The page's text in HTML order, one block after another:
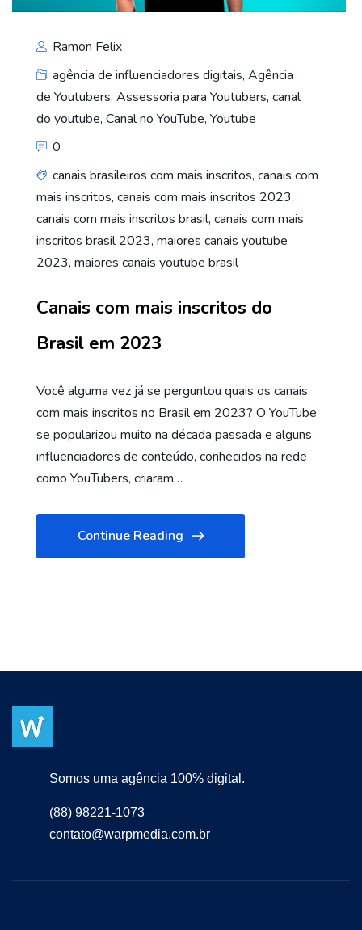
Ramon Felix
agência de influenciadores digitais, Agência
de Youtubers, Assessoria para Youtubers, canal
do youtube, Canal no YouTube, Youtube
0
canais brasileiros com mais inscritos, canais com
mais inscritos, canais com mais inscritos 2023,
canais com mais inscritos brasil, canais com mais
inscritos brasil 2023, maiores canais youtube
2023, maiores canais youtube brasil
Canais com mais inscritos do
Brasil em 2023
Você alguma vez já se perguntou quais os canais
com mais inscritos no Brasil em 2023? O YouTube
se popularizou muito na década passada e alguns
influenciadores de conteúdo, conhecidos na rede
como YouTubers, criaram…
Continue Reading
Somos uma agência 100% digital.
(88) 98221-1073
contato@warpmedia.com.br